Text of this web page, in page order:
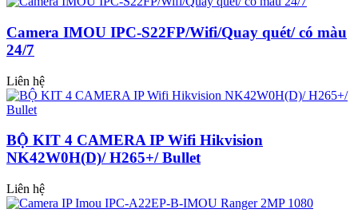
Camera IMOU IPC-S22FP/Wifi/Quay quét/ có màu
24/7
Liên hệ
BỘ KIT 4 CAMERA IP Wifi Hikvision
NK42W0H(D)/ H265+/ Bullet
Liên hệ